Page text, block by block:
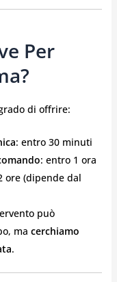
Per
di offrire:
: entro 30 minuti
: entro 1 ora
ore (dipende dal
può
ma cerchiamo
.